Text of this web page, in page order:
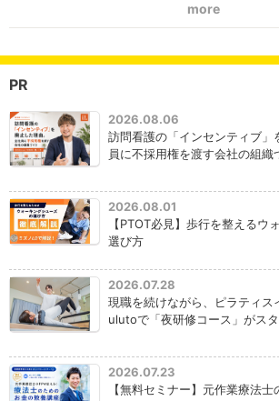
more
PR
2026.08.06
訪問看護の「インセンティブ」
員に不採用権を渡す会社の組織
2026.08.01
【PTOT必見】歩行を整えるウ
選び方
2026.07.28
現職を続けながら、ピラティス
ulutoで「夜研修コース」がスタ
2026.07.23
【無料セミナー】元作業療法